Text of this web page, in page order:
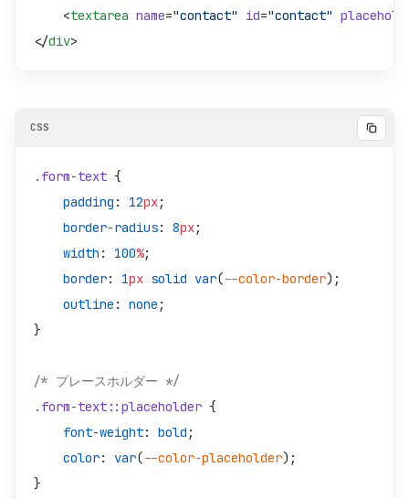
    <
textarea name="contact" id="contact"
</div>
.form-text {
    padding
: 12px;
    border-radius
: 8px;
    width
: 100%;
    border
: 1px solid var(--color-border);
    outline
: none ;
}
/* プレースホルダー */
.form-text::placeholder {
    font-weight
: bold ;
    color
: var(--color-placeholder);
}